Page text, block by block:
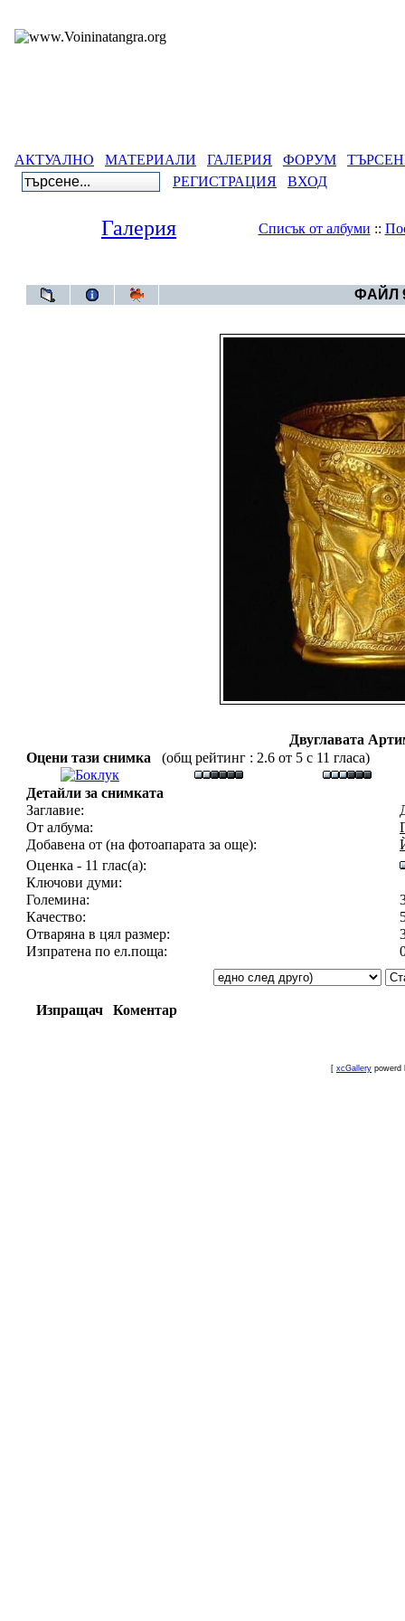
АКТУАЛНО МАТЕРИАЛИ ГАЛЕРИЯ ФОРУМ
РЕГИСТРАЦИЯ
ВХОД
Галерия Списък от албуми ::
ФАЙЛ
Двуглавата
Оцени тази снимка
(общ рейтинг : 2.6 от 5 с 11 гласа)
Детайли за снимката
Заглавие:
От албума:
Добавена от (на фотоапарата за още):
Оценка - 11 глас(а):
Ключови думи:
Големина:
Качество:
Отваряна в цял размер:
Изпратена по ел.поща:
Изпращач Коментар
[ xcGallery